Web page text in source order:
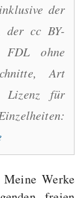
der
der cc BY-
ohne
Art
für
Meine Werke
impacts
to
Fakten
Neudorf,